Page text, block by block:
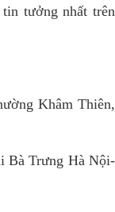
tưởng nhất trên
Khâm Thiên,
Bà Trưng Hà Nội-